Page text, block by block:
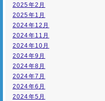
2025年2月
2025年1月
2024年12月
2024年11月
2024年10月
2024年9月
2024年8月
2024年7月
2024年6月
2024年5月